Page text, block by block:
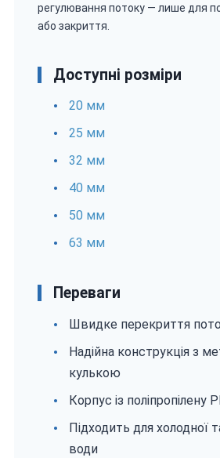
регулювання потоку — лише для
або закриття.
Доступні розміри
20 мм
25 мм
32 мм
40 мм
50 мм
63 мм
Переваги
Швидке перекриття
Надійна конструкція з
кулькою
Корпус із поліпропілену
Підходить для холодної
води